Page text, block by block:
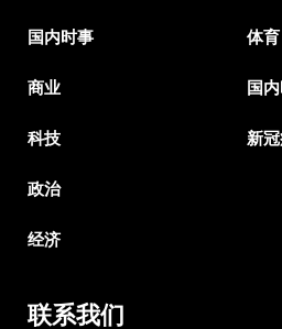
国内时事
商业
科技
政治
经济
体育
国
新
联系我们